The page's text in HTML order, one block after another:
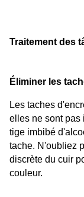
Traitement des
Éliminer les
Les taches
elles ne sont pas
tige imbibé
tache. N'oubliez
discrète du cuir
couleur.